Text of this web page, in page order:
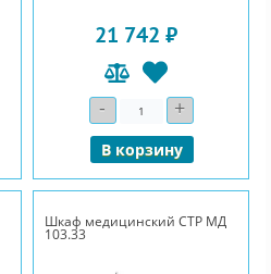
21 742 ₽
- Количество+
В корзину
Шкаф медицинский СТР МД
103.33